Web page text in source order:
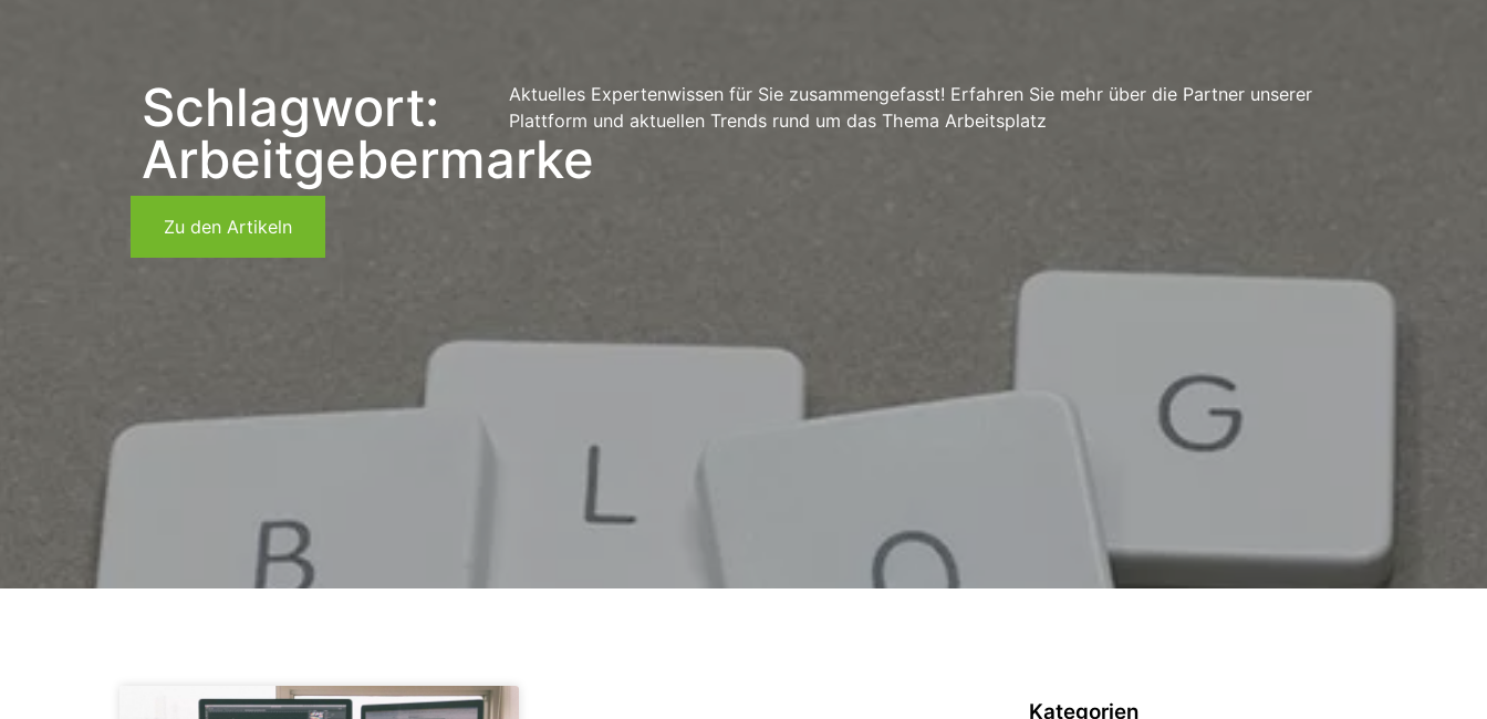
Schlagwort:
Arbeitgebermarke
Aktuelles Expertenwissen für Sie zusammengefasst! Erfahren Sie mehr über die Partner unserer
Plattform und aktuellen Trends rund um das Thema Arbeitsplatz
Zu den Artikeln
Kategorien